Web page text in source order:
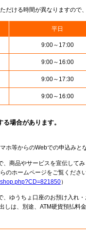
だける時間が異なりますので
平日
9:00～17:00
9:00～16:00
9:00～17:30
9:00～16:00
場合があります。
ホ等からのWebでの申込みと
、商品やサービスを宣伝して
のホームページをご覧くださ
）
、ゆうちょ口座のお預け入れ
しは、別途、ATM硬貨預払料